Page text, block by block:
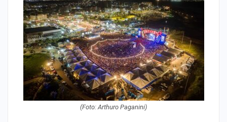
(Foto: Arthuro Paganini)